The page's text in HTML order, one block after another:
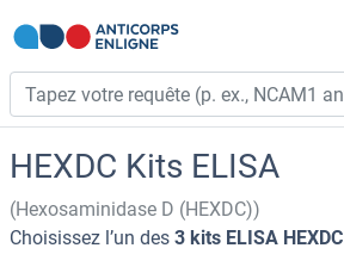
HEXDC Kits ELISA
(Hexosaminidase D (HEXDC))
Choisissez l’un des 3 kits ELISA HEXDC